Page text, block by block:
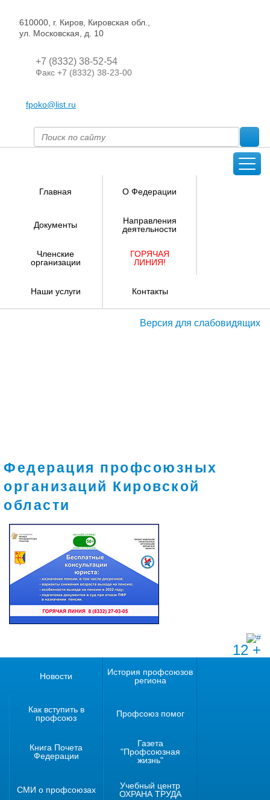
610000, г. Киров, Кировская обл.,
ул. Московская, д. 10
+7 (8332) 38-52-54
Факс +7 (8332) 38-23-00
fpoko@list.ru
Главная О Федерации
Документы
Направления
деятельности
Членские
организации
ГОРЯЧАЯ
ЛИНИЯ!
Наши услуги Контакты
Версия для слабовидящих
Федерация профсоюзных
организаций Кировской
области
12 +
Новости
История профсоюзов
региона
Как вступить в
профсоюз
Профсоюз помог
Книга Почета
Федерации
Газета
"Профсоюзная
жизнь"
СМИ о профсоюзах
Учебный центр
ОХРАНА ТРУДА